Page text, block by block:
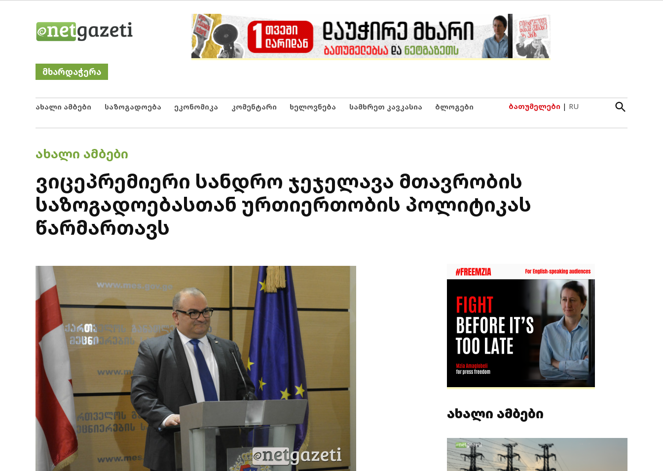
Netgazeti
მხარდაჭერა
ახალი ამბები საზოგადოება ეკონომიკა კომენტარი ხელოვნება სამხრეთ კავკასია ბლოგები ბათუმელები | RU
Open
Search
POSTED
ᲐᲮᲐᲚᲘ ᲐᲛᲑᲔᲑᲘ
ვიცეპრემიერი სანდრო ჯეჯელავა მთავრობის
საზოგადოებასთან ურთიერთობის პოლიტიკას
წარმართავს
ახალი ამბები